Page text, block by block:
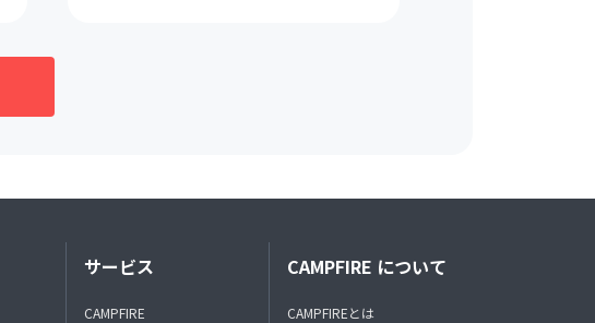
サービス
CAMPFIRE
CAMPFIRE について
CAMPFIREとは